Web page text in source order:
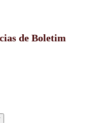
de Boletim